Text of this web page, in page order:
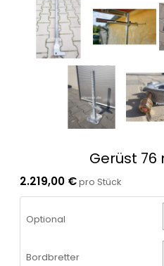
Gerüst 76
2.219,00 €pro Stück
Optional
Bordbretter